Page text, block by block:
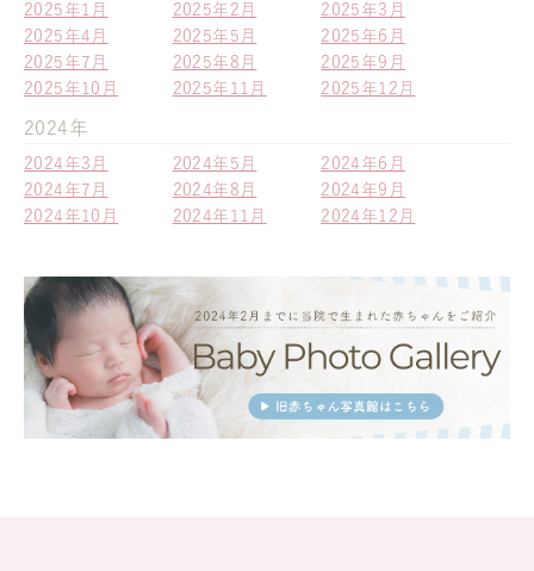
2025年1月 2025年2月
2025年3月
2025年4月
2025年5月
2025年6月
2025年7月
2025年8月
2025年9月
2025年10月
2025年11月 2025年12月
2024年
2024年3月 2024年5月
2024年6月
2024年7月
2024年8月
2024年9月
2024年10月
2024年11月 2024年12月